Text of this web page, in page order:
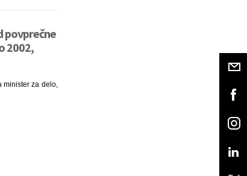
povprečne
2002,
minister za delo,